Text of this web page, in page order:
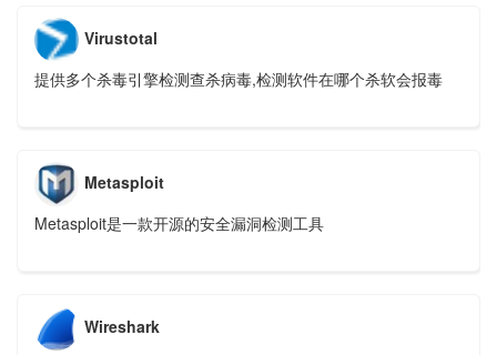
Virustotal
提供多个杀毒引擎检测查杀病毒,检测软件在哪个杀软会报毒
Metasploit
Metasploit是一款开源的安全漏洞检测工具
Wireshark